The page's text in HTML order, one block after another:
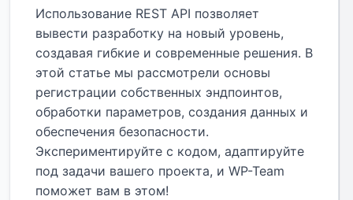
Использование REST API позволяет
вывести разработку на новый уровень,
создавая гибкие и современные решения. В
этой статье мы рассмотрели основы
регистрации собственных эндпоинтов,
обработки параметров, создания данных и
обеспечения безопасности.
Экспериментируйте с кодом, адаптируйте
под задачи вашего проекта, и WP-Team
поможет вам в этом!